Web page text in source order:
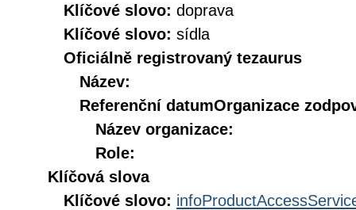
Klíčové slovo: doprava
Klíčové slovo: sídla
Oficiálně registrovaný tezaurus
Název:
Referenční datumOrganizace
Název organizace:
Role:
Klíčová slova
Klíčové slovo: